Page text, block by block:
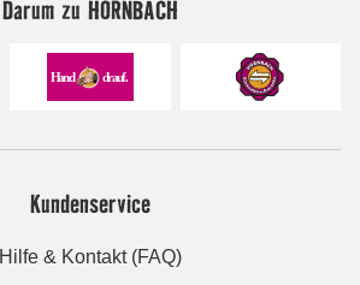
Darum zu HORNBACH
Kundenservice
Hilfe & Kontakt (FAQ)